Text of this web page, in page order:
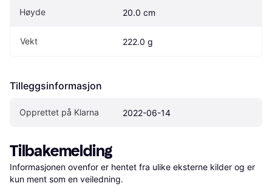
Høyde 20.0 cm
Vekt 222.0 g
Tilleggsinformasjon
Opprettet på Klarna 2022-06-14
Tilbakemelding
Informasjonen ovenfor er hentet fra ulike eksterne kilder og er
kun ment som en veiledning.